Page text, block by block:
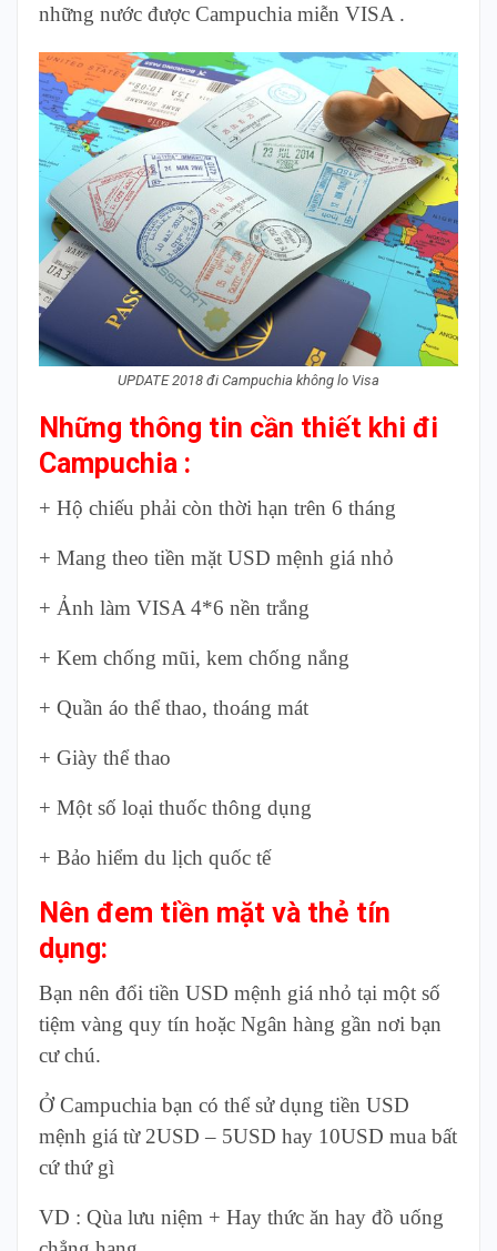
những nước được Campuchia miễn VISA .
UPDATE 2018 đi Campuchia không lo Visa
Những thông tin cần thiết khi đi
Campuchia :
+ Hộ chiếu phải còn thời hạn trên 6 tháng
+ Mang theo tiền mặt USD mệnh giá nhỏ
+ Ảnh làm VISA 4*6 nền trắng
+ Kem chống mũi, kem chống nắng
+ Quần áo thể thao, thoáng mát
+ Giày thể thao
+ Một số loại thuốc thông dụng
+ Bảo hiểm du lịch quốc tế
Nên đem tiền mặt và thẻ tín
dụng:
Bạn nên đổi tiền USD mệnh giá nhỏ tại một số
tiệm vàng quy tín hoặc Ngân hàng gần nơi bạn
cư chú.
Ở Campuchia bạn có thể sử dụng tiền USD
mệnh giá từ 2USD – 5USD hay 10USD mua bất
cứ thứ gì
VD : Qùa lưu niệm + Hay thức ăn hay đồ uống